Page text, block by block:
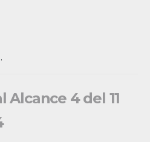
Alcance 4 del 11